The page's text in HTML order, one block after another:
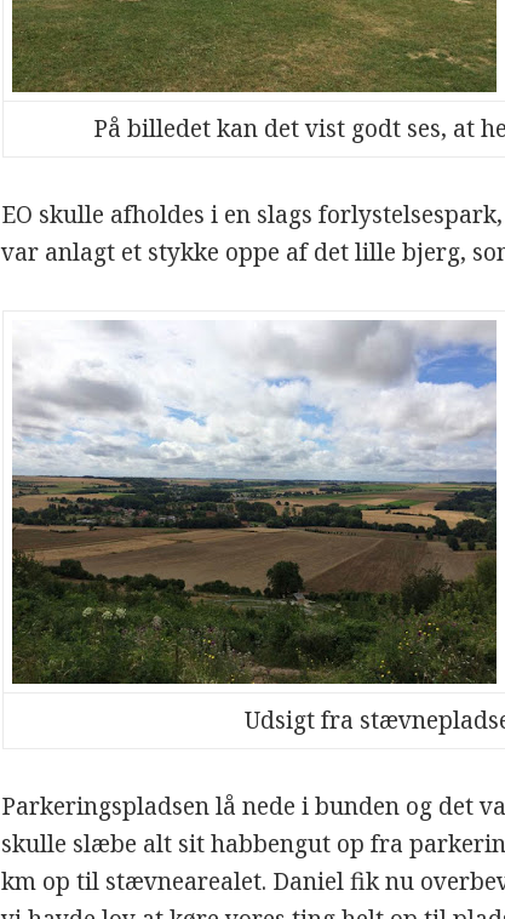
På billedet kan det vist godt ses, at
EO skulle afholdes i en slags
var anlagt et stykke oppe af det lille bjerg,
Udsigt fra
Parkeringspladsen lå nede i bunden og det
skulle slæbe alt sit habbengut op fra
km op til stævnearealet. Daniel fik nu